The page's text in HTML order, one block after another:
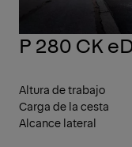
P 280 CK
Altura de trabajo
Carga de la cesta
Alcance lateral